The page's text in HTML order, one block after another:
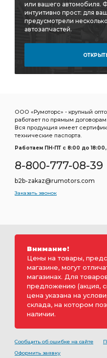
или вашего автомобиля.
интуитивно прост: для
предусмотрели
автозапчастей.
ООО «Румоторс» - крупный
работает по прямым
Вся продукция имеет
технические паспорта.
Работаем ПН-ПТ c 8:00 до
8-800-777-08-39
b2b-zakaz@rumotors.com
Заказать звонок
Внимание!
Цены на товары,
магазине, могут
магазинах. Для
предложению (акция,
цена указана на
склада, на котором
наличии.
Сообщить об ошибке на сайте
Оформить заявку